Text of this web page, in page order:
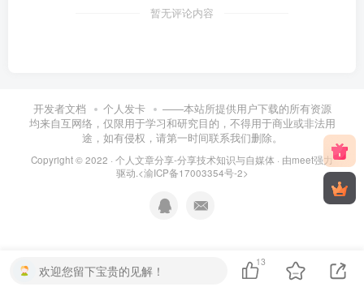
暂无评论内容
开发者文档 个人发卡
——本站所提供用户下载的所有资源
均来自互网络，仅限用于学习和研究目的，不得用于商业或非法用
途，如有侵权，请第一时间联系我们删除。
Copyright © 2022 · 个人文章分享-分享技术知识与自媒体 · 由meet强力
驱动. <渝ICP备17003354号-2>
欢迎您留下宝贵的见解！
13